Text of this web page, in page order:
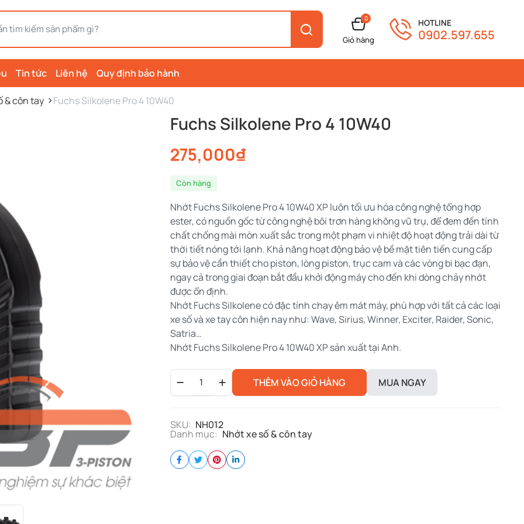
0
Giỏ hàng
HOTLINE
0902.597.655
Tin tức Liên hệ Quy định bảo hành
& côn tay Fuchs Silkolene Pro 4 10W40
Fuchs Silkolene Pro 4 10W40
275,000₫
Còn hàng
Nhớt Fuchs Silkolene Pro 4 10W40 XP luôn tối ưu hóa công nghệ tổng hợp
ester, có nguồn gốc từ công nghệ bôi trơn hàng không vũ trụ, để đem đến tính
chất chống mài mòn xuất sắc trong một phạm vi nhiệt độ hoạt động trải dài từ
thời tiết nóng tới lạnh. Khả năng hoạt động bảo vệ bề mặt tiên tiến cung cấp
sự bảo vệ cần thiết cho piston, lòng piston, trục cam và các vòng bi bạc đạn,
ngay cả trong giai đoạn bắt đầu khởi động máy cho đến khi dòng chảy nhớt
được ổn định.
Nhớt Fuchs Silkolene có đặc tính chạy êm mát máy, phù hợp với tất cả các loại
xe số và xe tay côn hiện nay như: Wave, Sirius, Winner, Exciter, Raider, Sonic,
Satria…
Nhớt Fuchs Silkolene Pro 4 10W40 XP sản xuất tại Anh.
Silkolene
Pro
quantity
THÊM VÀO GIỎ HÀNG MUA NGAY
SKU: NH012
Danh mục: Nhớt xe số & côn tay